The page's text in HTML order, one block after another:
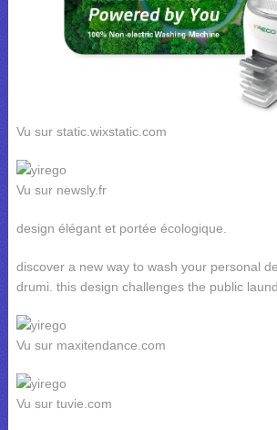
Vu sur static.wixstatic.com
Vu sur newsly.fr
design élégant et portée écologique.
discover a new way to wash your personal
drumi. this design challenges the public
Vu sur maxitendance.com
Vu sur tuvie.com